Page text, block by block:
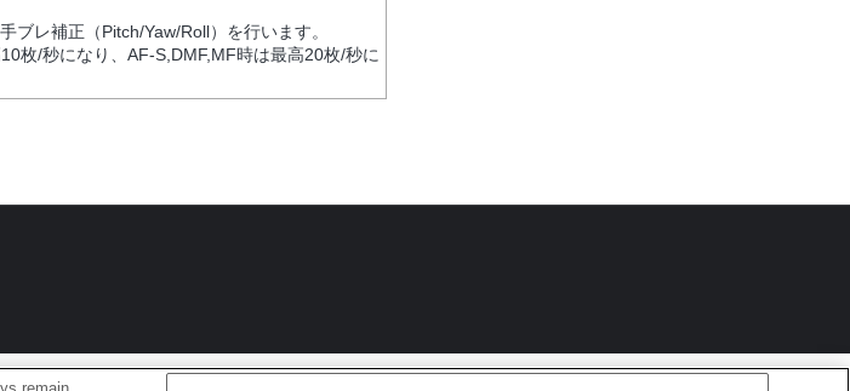
ブレ補正（Pitch/Yaw/Roll）を行います。
枚/秒になり、AF-S,DMF,MF時は最高20枚/秒に